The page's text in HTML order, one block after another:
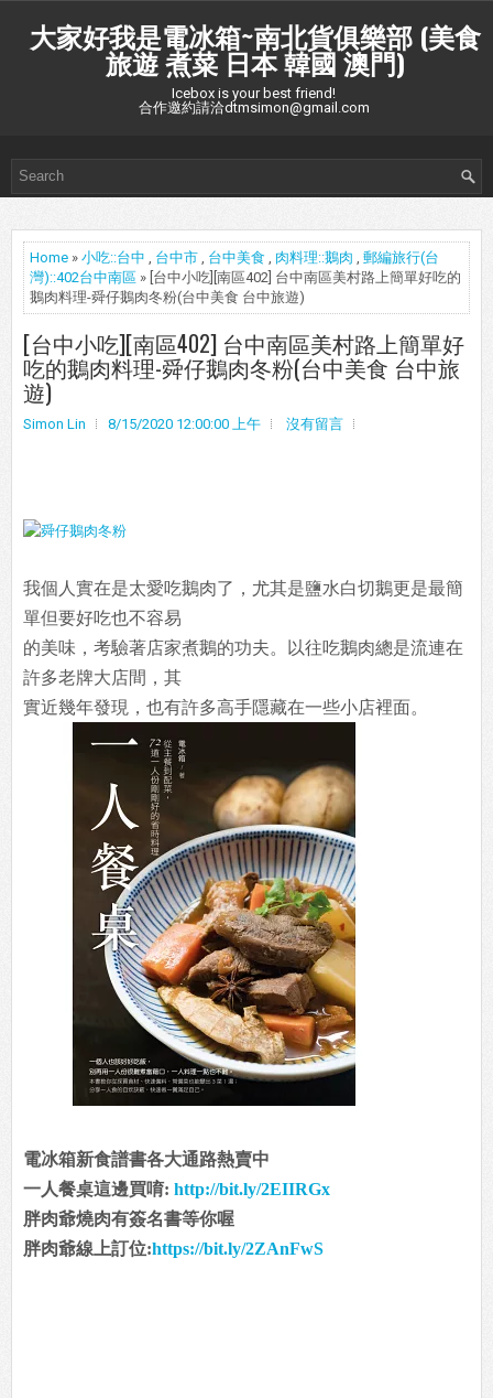
大家好我是電冰箱~南北貨俱樂部 (美食
旅遊 煮菜 日本 韓國 澳門)
Icebox is your best friend!
合作邀約請洽dtmsimon@gmail.com
Home » 小吃::台中 , 台中市 , 台中美食 , 肉料理::鵝肉 , 郵編旅行(台
灣)::402台中南區 » [台中小吃][南區402] 台中南區美村路上簡單好吃的
鵝肉料理-舜仔鵝肉冬粉(台中美食 台中旅遊)
[台中小吃][南區402] 台中南區美村路上簡單好
吃的鵝肉料理-舜仔鵝肉冬粉(台中美食 台中旅
遊)
Simon Lin 8/15/2020 12:00:00 上午 沒有留言
我個人實在是太愛吃鵝肉了，尤其是鹽水白切鵝更是最簡
單但要好吃也不容易
的美味，考驗著店家煮鵝的功夫。以往吃鵝肉總是流連在
許多老牌大店間，其
實近幾年發現，也有許多高手隱藏在一些小店裡面。
電冰箱新食譜書各大通路熱賣中
一人餐桌這邊買唷: http://bit.ly/2EIIRGx
胖肉爺燒肉有簽名書等你喔
胖肉爺線上訂位:https://bit.ly/2ZAnFwS